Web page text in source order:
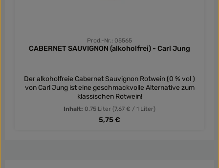
Prod.-Nr.: 05565
CABERNET SAUVIGNON (alkoholfrei) - Carl Jung
Der alkoholfreie Cabernet Sauvignon Rotwein (0 % vol )
von Carl Jung ist eine geschmackvolle Alternative zum
klassischen Rotwein!
Inhalt: 0.75 Liter (7,67 € / 1 Liter)
Regulärer Preis:
5,75 €